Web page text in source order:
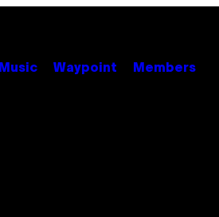
Music Waypoint Members